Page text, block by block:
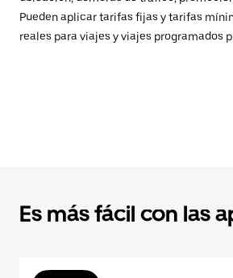
Pueden aplicar tarifas fijas y tarifas
reales para viajes y viajes programados
Es más fácil con las